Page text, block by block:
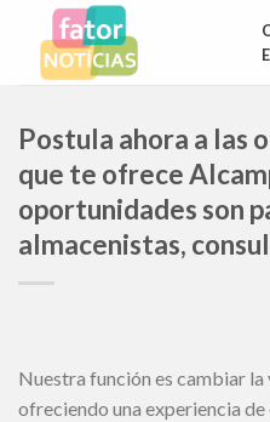
content
Postula ahora a las
que te ofrece
oportunidades son
almacenistas,
Nuestra función es cambiar
ofreciendo una experiencia